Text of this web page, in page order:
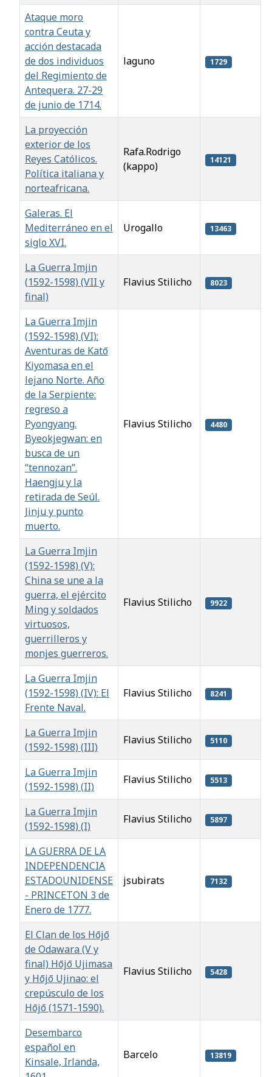
Ataque moro
contra Ceuta y
acción destacada
de dos individuos
del Regimiento de
Antequera. 27-29
de junio de 1714.
laguno 1729
La proyección
exterior de los
Reyes Católicos.
Política italiana y
norteafricana.
Rafa.Rodrigo
(kappo)
14121
Galeras. El
Mediterráneo en el
siglo XVI.
Urogallo 13463
La Guerra Imjin
(1592-1598) (VII y
final)
Flavius Stilicho 8023
La Guerra Imjin
(1592-1598) (VI):
Aventuras de Katō
Kiyomasa en el
lejano Norte. Año
de la Serpiente:
regreso a
Pyongyang.
Byeokjegwan: en
busca de un
“tennozan”.
Haengju y la
retirada de Seúl.
Jinju y punto
muerto.
Flavius Stilicho 4480
La Guerra Imjin
(1592-1598) (V):
China se une a la
guerra, el ejército
Ming y soldados
virtuosos,
guerrilleros y
monjes guerreros.
Flavius Stilicho 9922
La Guerra Imjin
(1592-1598) (IV): El
Frente Naval.
Flavius Stilicho 8241
La Guerra Imjin
(1592-1598) (III)
Flavius Stilicho 5110
La Guerra Imjin
(1592-1598) (II)
Flavius Stilicho 5513
La Guerra Imjin
(1592-1598) (I)
Flavius Stilicho 5897
LA GUERRA DE LA
INDEPENDENCIA
ESTADOUNIDENSE
- PRINCETON 3 de
Enero de 1777.
jsubirats 7132
El Clan de los Hōjō
de Odawara (V y
final) Hōjō Ujimasa
y Hōjō Ujinao: el
crepúsculo de los
Hōjō (1571-1590).
Flavius Stilicho 5428
Desembarco
español en
Kinsale, Irlanda,
Barcelo 13819